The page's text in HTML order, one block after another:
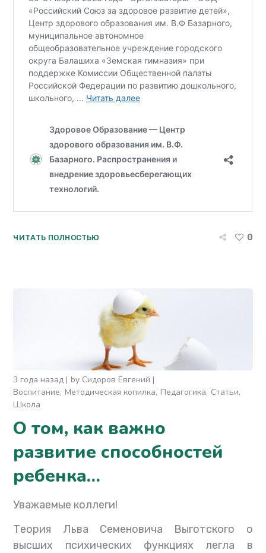
ЧИТАТЬ ПОЛНОСТЬЮ 0
3 года назад by Сидоров Евгений
Воспитание Методическая копилка Педагогика Статьи
Школа
О том, как важно
развитие способностей
ребенка…
Уважаемые коллеги!
Теория Льва Семеновича Выготского о
высших психических функциях легла в